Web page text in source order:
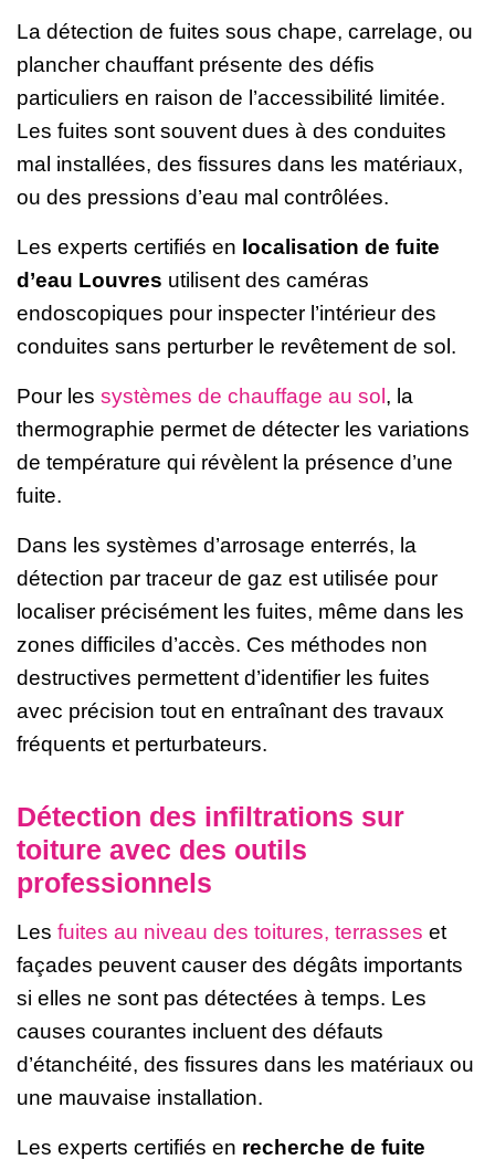
La détection de fuites sous chape, carrelage, ou
plancher chauffant présente des défis
particuliers en raison de l’accessibilité limitée.
Les fuites sont souvent dues à des conduites
mal installées, des fissures dans les matériaux,
ou des pressions d’eau mal contrôlées.
Les experts certifiés en localisation de fuite
d’eau Louvres utilisent des caméras
endoscopiques pour inspecter l’intérieur des
conduites sans perturber le revêtement de sol.
Pour les systèmes de chauffage au sol , la
thermographie permet de détecter les variations
de température qui révèlent la présence d’une
fuite.
Dans les systèmes d’arrosage enterrés, la
détection par traceur de gaz est utilisée pour
localiser précisément les fuites, même dans les
zones difficiles d’accès. Ces méthodes non
destructives permettent d’identifier les fuites
avec précision tout en entraînant des travaux
fréquents et perturbateurs.
Détection des infiltrations sur
toiture avec des outils
professionnels
Les fuites au niveau des toitures, terrasses et
façades peuvent causer des dégâts importants
si elles ne sont pas détectées à temps. Les
causes courantes incluent des défauts
d’étanchéité, des fissures dans les matériaux ou
une mauvaise installation.
Les experts certifiés en recherche de fuite